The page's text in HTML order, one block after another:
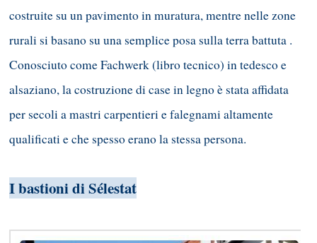
costruite su un pavimento in muratura, mentre nelle zone
rurali si basano su una semplice posa sulla terra battuta .
Conosciuto come Fachwerk (libro tecnico) in tedesco e
alsaziano, la costruzione di case in legno è stata affidata
per secoli a mastri carpentieri e falegnami altamente
qualificati e che spesso erano la stessa persona.
I bastioni di Sélestat